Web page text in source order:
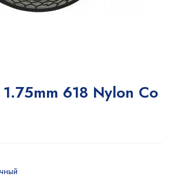
618 Nylon Co